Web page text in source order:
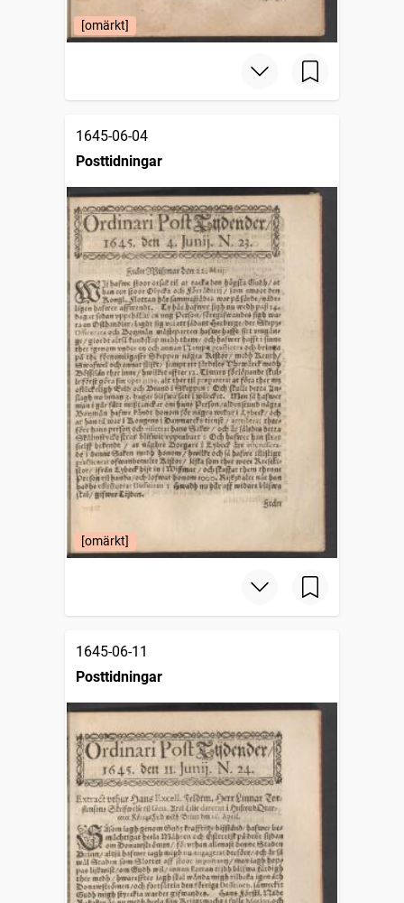
[omärkt]
1645-06-04
Posttidningar
[omärkt]
1645-06-11
Posttidningar